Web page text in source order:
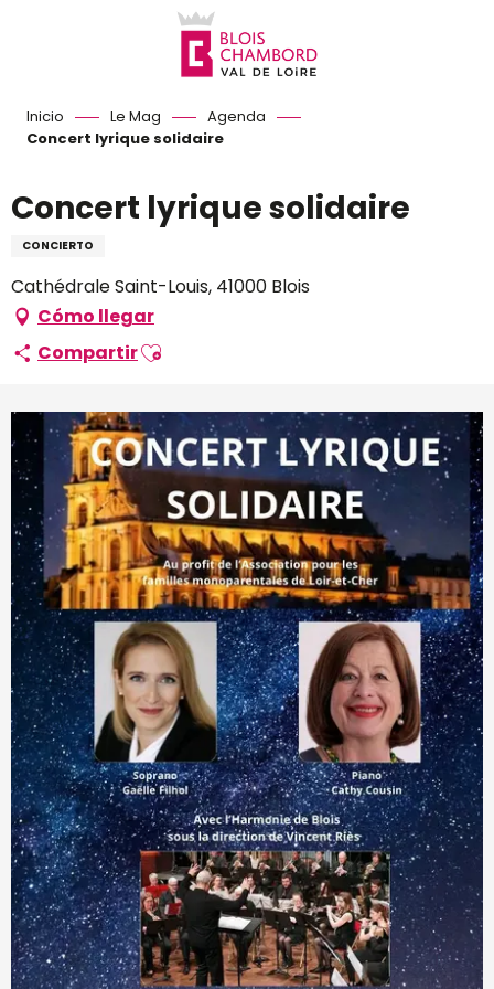
Inicio Le Mag
Agenda
Concert lyrique solidaire
Concert lyrique solidaire
CONCIERTO
Cathédrale Saint-Louis, 41000 Blois
Cómo llegar
CompartirAjouter aux favoris